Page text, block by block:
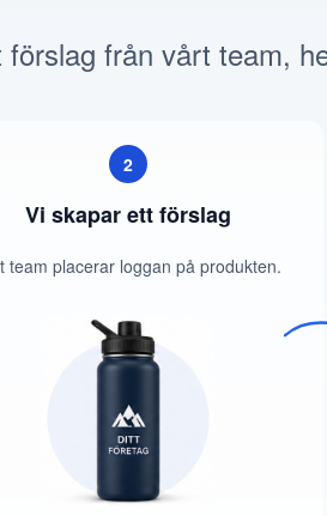
från vårt team,
2
Vi skapar ett förslag
team placerar loggan på produkten.